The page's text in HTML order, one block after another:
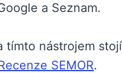
a Seznam.
nástrojem
SEMOR.